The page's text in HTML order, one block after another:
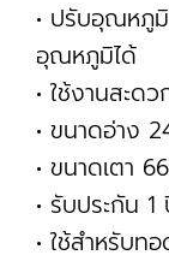
• ปรับอุณหภู
อุณหภูมิได้
• ใช้งานสะด
• ขนาดอ่าง
• ขนาดเตา
• รับประกัน 1
• ใช้สำหรับท